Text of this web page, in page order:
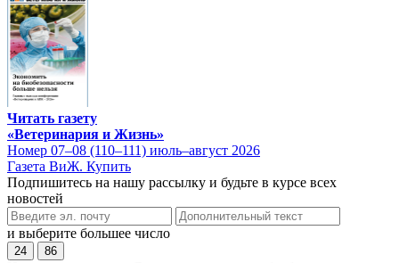
Читать газету
«Ветеринария и Жизнь»
Номер 07–08 (110–111) июль–август 2026
Газета ВиЖ. Купить
Подпишитесь на нашу рассылку и будьте в курсе всех
новостей
и выберите большее число
24 86